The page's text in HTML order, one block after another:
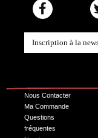
Nous Contacter
Ma Commande
Questions
fréquentes